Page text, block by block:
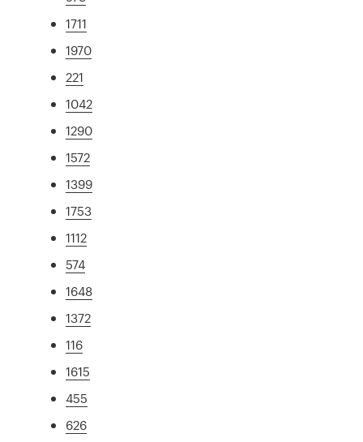
1711
1970
221
1042
1290
1572
1399
1753
1112
574
1648
1372
116
1615
455
626